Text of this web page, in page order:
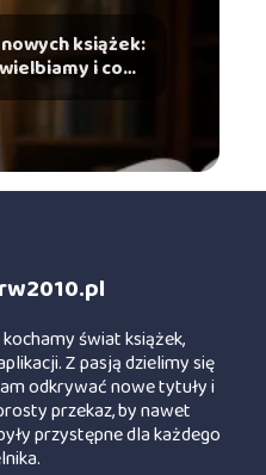
książek:
i co
świat książek,
Z pasją dzielimy się
odkrywać nowe tytuły i
przekaz, by nawet
przystępne dla każdego